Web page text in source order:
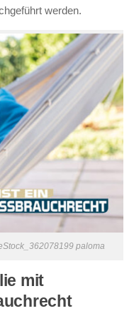
werden.
paloma
mit